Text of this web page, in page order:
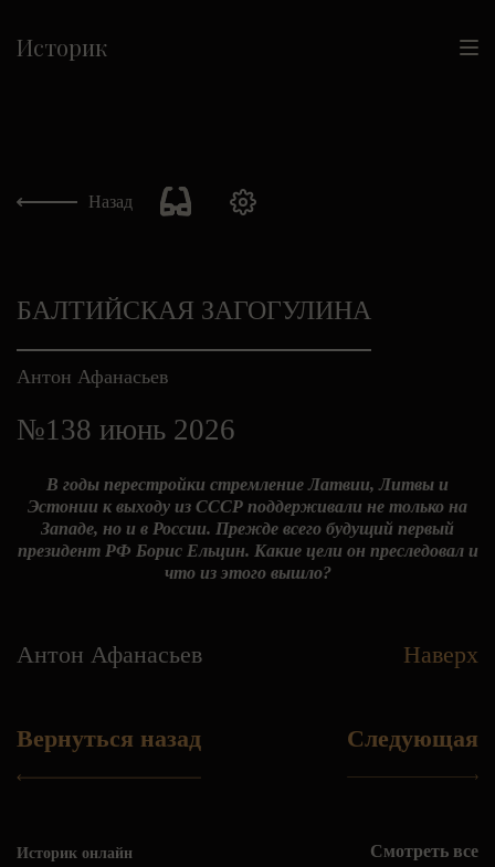
Историк
Назад
БАЛТИЙСКАЯ ЗАГОГУЛИНА
№138 июнь 2026
Антон Афанасьев
В годы перестройки стремление Латвии, Литвы и
Эстонии к выходу из СССР поддерживали не только на
Западе, но и в России. Прежде всего будущий первый
президент РФ Борис Ельцин. Какие цели он преследовал и
что из этого вышло?
Антон Афанасьев Наверх
Вернуться назад Следующая
Историк онлайн Смотреть все